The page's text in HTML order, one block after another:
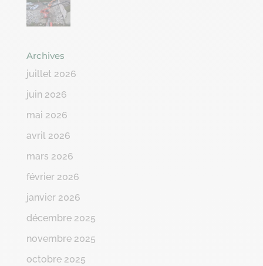
Archives
juillet 2026
juin 2026
mai 2026
avril 2026
mars 2026
février 2026
janvier 2026
décembre 2025
novembre 2025
octobre 2025